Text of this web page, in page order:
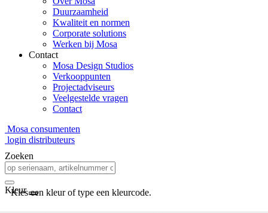
Duurzaamheid
Kwaliteit en normen
Corporate solutions
Werken bij Mosa
Contact
Mosa Design Studios
Verkooppunten
Projectadviseurs
Veelgestelde vragen
Contact
Mosa consumenten
login distributeurs
Zoeken
Kleur
Kies een kleur of type een kleurcode.